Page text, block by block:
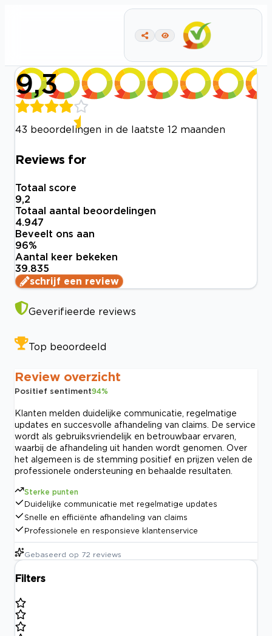
9,3
43 beoordelingen in de laatste 12 maanden
Reviews for
Totaal score
9,2
Totaal aantal beoordelingen
4.947
Beveelt ons aan
96%
Aantal keer bekeken
39.835
schrijf een review
Geverifieerde reviews
Top beoordeeld
Review overzicht
Positief sentiment94%
Klanten melden duidelijke communicatie, regelmatige
updates en succesvolle afhandeling van claims. De service
wordt als gebruiksvriendelijk en betrouwbaar ervaren,
waarbij de afhandeling uit handen wordt genomen. Over
het algemeen is de stemming positief en prijzen velen de
professionele ondersteuning en behaalde resultaten.
Sterke punten
Duidelijke communicatie met regelmatige updates
Snelle en efficiënte afhandeling van claims
Professionele en responsieve klantenservice
Gebaseerd op 72 reviews
Filters